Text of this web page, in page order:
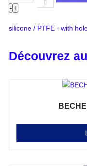
- +
silicone / PTFE - with
Découvrez